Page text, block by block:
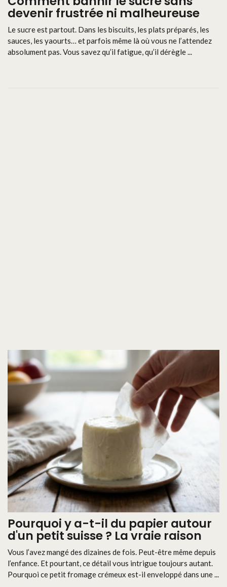
devenir frustrée ni malheureuse
Le sucre est partout. Dans les biscuits, les plats préparés, les
sauces, les yaourts… et parfois même là où vous ne l’attendez
absolument pas. Vous savez qu’il fatigue, qu’il dérègle ...
Pourquoi y a-t-il du papier autour
d'un petit suisse ? La vraie raison
Vous l’avez mangé des dizaines de fois. Peut-être même depuis
l’enfance. Et pourtant, ce détail vous intrigue toujours autant.
Pourquoi ce petit fromage crémeux est-il enveloppé dans une ...